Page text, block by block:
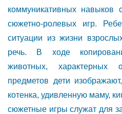
коммуникативных навыков
сюжетно-ролевых игр.
ситуации из жизни
речь. В ходе
животных, характерных
предметов дети
котенка, удивленную маму,
сюжетные игры служат для